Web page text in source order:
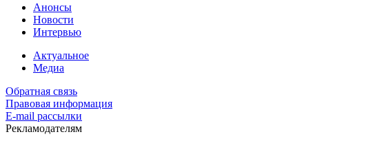
Анонсы
Новости
Интервью
Актуальное
Медиа
Обратная связь
Правовая информация
E-mail рассылки
Рекламодателям